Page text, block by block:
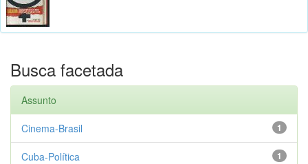
Busca facetada
Assunto
1
Cinema-Brasil
1
Cuba-Política